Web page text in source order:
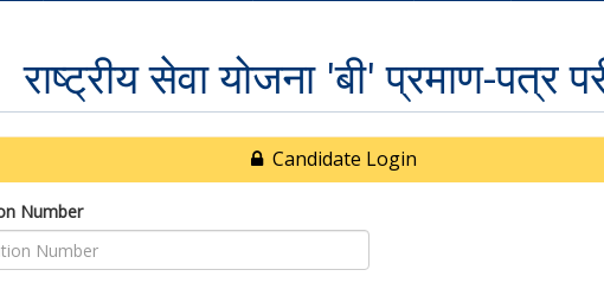
राष्ट्रीय सेवा योजना 'बी' प्रमाण-पत्र
Candidate Login
Number